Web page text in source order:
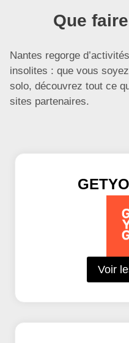
Que
Nantes regorge
insolites : que vous
solo, découvrez tout ce
sites partenaires.
Voir